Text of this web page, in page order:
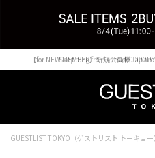
Shopping from outside
【for NEW MEMBER】新規会員様
GUESTLIST TOKYO（ゲストリスト トーキョ